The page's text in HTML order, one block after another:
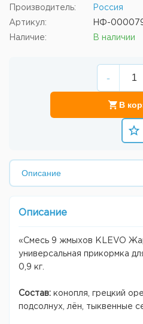
Производитель: Россия
Артикул: НФ-
Наличие: В наличии
-
В
Описание
«Смесь 9 жмыхов KLEVO
универсальная прикормка
0,9 кг.
Состав: конопля, грецкий
подсолнух, лён, тыквенные